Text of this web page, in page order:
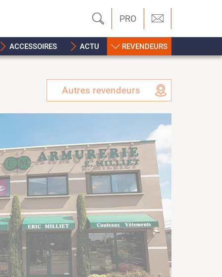
PRO
ACCESSOIRES ACTU REVENDEURS
Autres revendeurs
Previous Next